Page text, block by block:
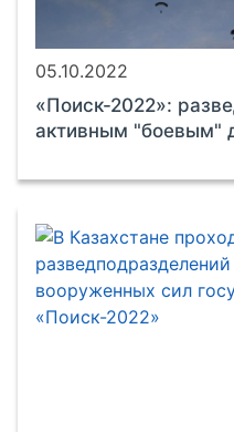
05.10.2022
«Поиск-2022»:
активным "боевым"